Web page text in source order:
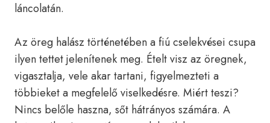
láncolatán.
Az öreg halász történetében a fiú cselekvései csupa
ilyen tettet jelenítenek meg. Ételt visz az öregnek,
vigasztalja, vele akar tartani, figyelmezteti a
többieket a megfelelő viselkedésre. Miért teszi?
Nincs belőle haszna, sőt hátrányos számára. A